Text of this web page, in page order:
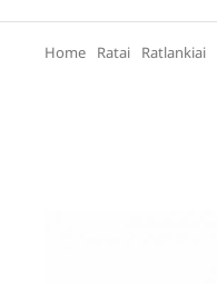
You are here:
Home Ratai Ratlankiai